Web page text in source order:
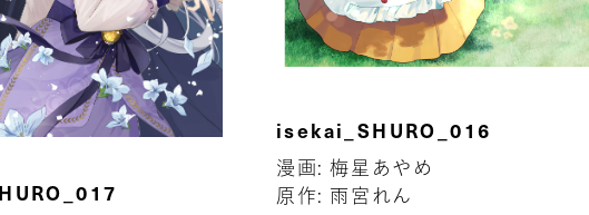
isekai_SHURO_016
漫画: 梅星あやめ
原作: 雨宮れん